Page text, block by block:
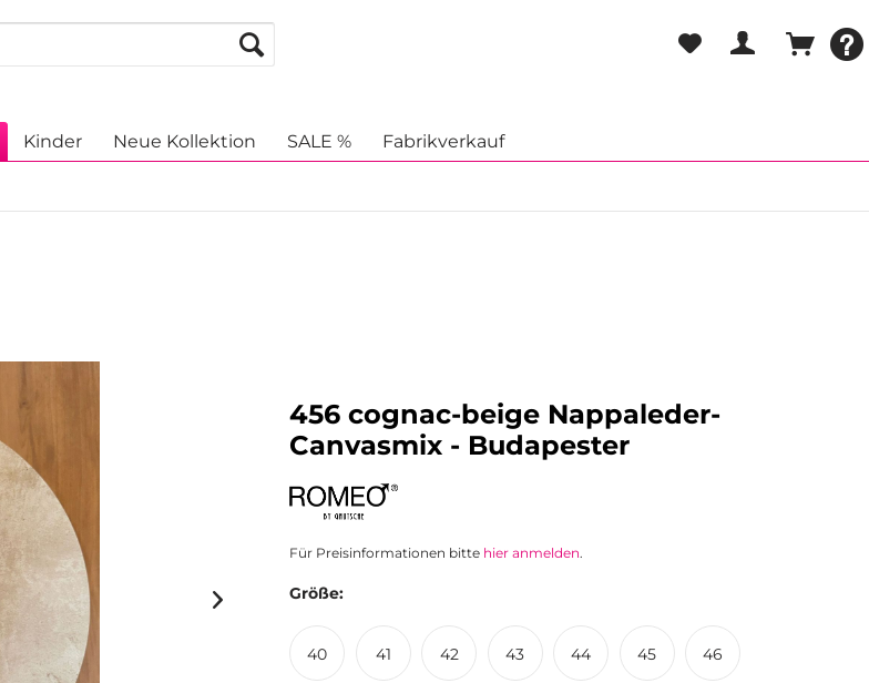
Kinder Neue Kollektion SALE % Fabrikverkauf
456 cognac-beige Nappaleder-
Canvasmix - Budapester
Für Preisinformationen bitte hier anmelden.
Größe:
40 41 42 43 44 45 46